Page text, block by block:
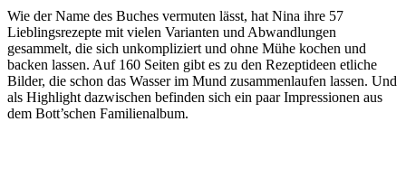
Wie der Name des Buches vermuten lässt, hat Nina ihre 57
Lieblingsrezepte mit vielen Varianten und Abwandlungen
gesammelt, die sich unkompliziert und ohne Mühe kochen und
backen lassen. Auf 160 Seiten gibt es zu den Rezeptideen etliche
Bilder, die schon das Wasser im Mund zusammenlaufen lassen. Und
als Highlight dazwischen befinden sich ein paar Impressionen aus
dem Bott’schen Familienalbum.